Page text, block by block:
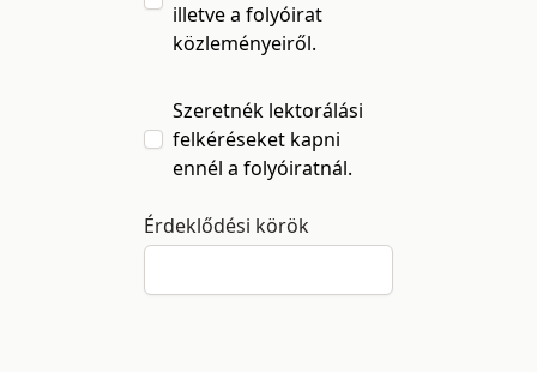
illetve a folyóirat
közleményeiről.
Szeretnék lektorálási
felkéréseket kapni
ennél a folyóiratnál.
Érdeklődési körök